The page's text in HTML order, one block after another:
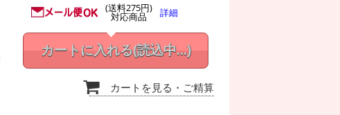
(送料275円)
対応商品 詳細
カートに入れる(読込中...)
カートを見る ・ご精算